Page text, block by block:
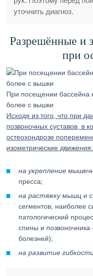
уточнить диагноз.
Разрешённые и
при
При посещении бассейна
более с вышки
Исходя из того, что при
позвоночных суставов, в
остеохондрозе
изометрические движения:
на укрепление
пресса;
на растяжкумышц и
сегментов, наиболее
патологический
спины и позвоночника
болезней);
на развитие